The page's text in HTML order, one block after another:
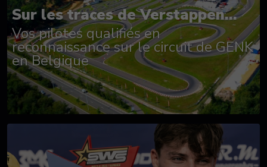
Sur les traces de Verstappen...
Vos pilotes qualifiés en
reconnaissance sur le circuit de GENK
en Belgique